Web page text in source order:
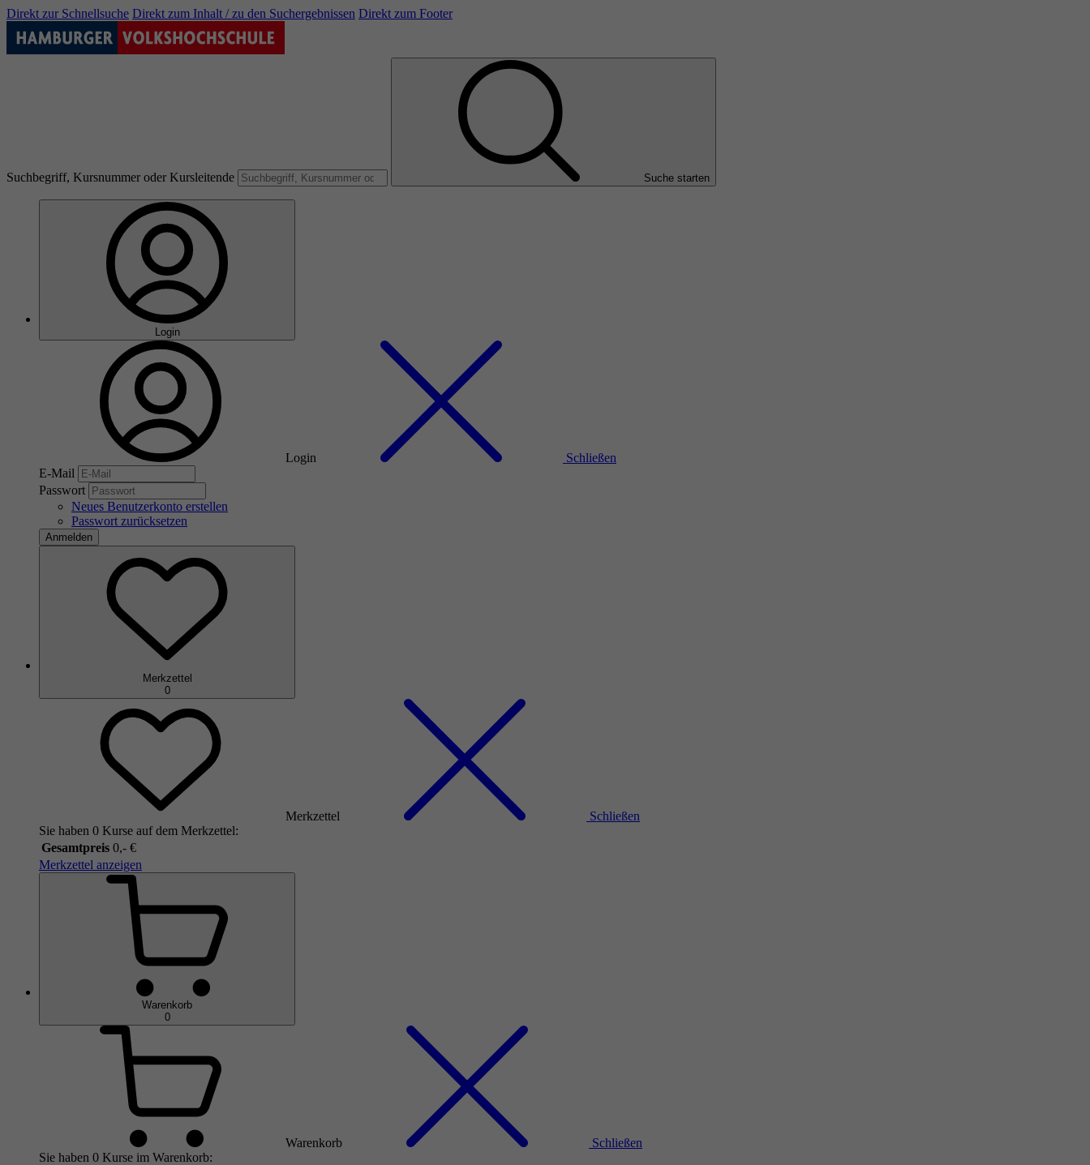
Direkt zur Schnellsuche Direkt zum Inhalt / zu den Suchergebnissen Direkt zum Footer
Suchbegriff, Kursnummer oder Kursleitende Suche starten
Login
Login
Schließen
E-Mail
Passwort
Neues Benutzerkonto erstellen
Passwort zurücksetzen
Anmelden
Merkzettel
0
Merkzettel
Schließen
Sie haben 0 Kurse auf dem Merkzettel:
Gesamtpreis 0,- €
Merkzettel anzeigen
Warenkorb
0
Warenkorb
Schließen
Sie haben 0 Kurse im Warenkorb: